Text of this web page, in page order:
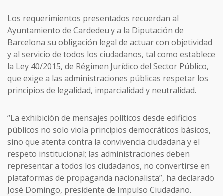
Los requerimientos presentados recuerdan al
Ayuntamiento de Cardedeu y a la Diputación de
Barcelona su obligación legal de actuar con objetividad
y al servicio de todos los ciudadanos, tal como establece
la Ley 40/2015, de Régimen Jurídico del Sector Público,
que exige a las administraciones públicas respetar los
principios de legalidad, imparcialidad y neutralidad.
“La exhibición de mensajes políticos desde edificios
públicos no solo viola principios democráticos básicos,
sino que atenta contra la convivencia ciudadana y el
respeto institucional; las administraciones deben
representar a todos los ciudadanos, no convertirse en
plataformas de propaganda nacionalista”, ha declarado
José Domingo, presidente de Impulso Ciudadano.